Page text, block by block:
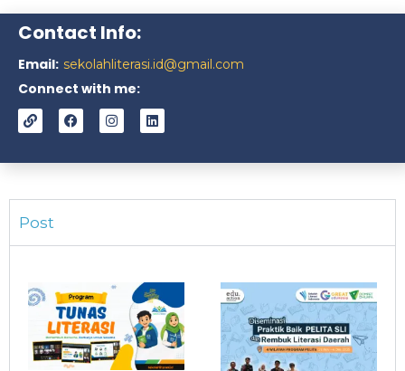
Contact Info:
Email: sekolahliterasi.id@gmail.com
Connect with me:
Post